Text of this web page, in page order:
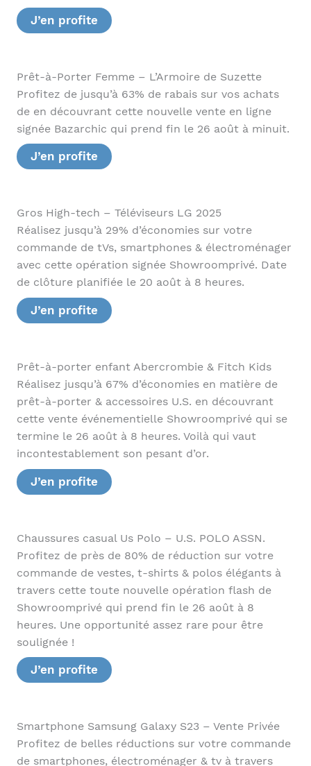
J’en profite
Prêt-à-Porter Femme – L’Armoire de Suzette
Profitez de jusqu’à 63% de rabais sur vos achats
de en découvrant cette nouvelle vente en ligne
signée Bazarchic qui prend fin le 26 août à minuit.
J’en profite
Gros High-tech – Téléviseurs LG 2025
Réalisez jusqu’à 29% d’économies sur votre
commande de tVs, smartphones & électroménager
avec cette opération signée Showroomprivé. Date
de clôture planifiée le 20 août à 8 heures.
J’en profite
Prêt-à-porter enfant Abercrombie & Fitch Kids
Réalisez jusqu’à 67% d’économies en matière de
prêt-à-porter & accessoires U.S. en découvrant
cette vente événementielle Showroomprivé qui se
termine le 26 août à 8 heures. Voilà qui vaut
incontestablement son pesant d’or.
J’en profite
Chaussures casual Us Polo – U.S. POLO ASSN.
Profitez de près de 80% de réduction sur votre
commande de vestes, t-shirts & polos élégants à
travers cette toute nouvelle opération flash de
Showroomprivé qui prend fin le 26 août à 8
heures. Une opportunité assez rare pour être
soulignée !
J’en profite
Smartphone Samsung Galaxy S23 – Vente Privée
Profitez de belles réductions sur votre commande
de smartphones, électroménager & tv à travers